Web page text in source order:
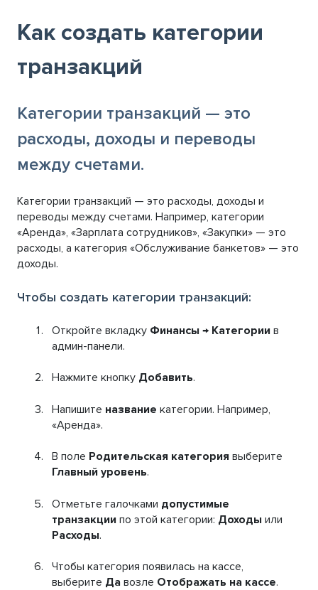
Как создать категории
транзакций
Категории транзакций — это
расходы, доходы и переводы
между счетами.
Категории транзакций — это расходы, доходы и
переводы между счетами. Например, категории
«Аренда», «Зарплата сотрудников», «Закупки» — это
расходы, а категория «Обслуживание банкетов» — это
доходы.
Чтобы создать категории транзакций:
Откройте вкладку Финансы → Категории в
админ-панели.
Нажмите кнопку Добавить.
Напишите название категории. Например,
«Аренда».
В поле Родительская категория выберите
Главный уровень.
Отметьте галочками допустимые
транзакции по этой категории: Доходы или
Расходы.
Чтобы категория появилась на кассе,
выберите Да возле Отображать на кассе.